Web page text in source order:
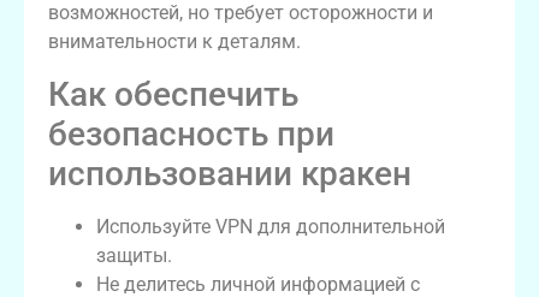
возможностей, но требует осторожности и
внимательности к деталям.
Как обеспечить
безопасность при
использовании кракен
Используйте VPN для дополнительной
защиты.
Не делитесь личной информацией с